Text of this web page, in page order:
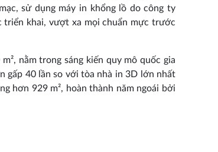
sử dụng máy in khổng lồ do công ty
khai, vượt xa mọi chuẩn mực trước
nằm trong sáng kiến quy mô quốc gia
gấp 40 lần so với tòa nhà in 3D lớn nhất
hơn 929 m², hoàn thành năm ngoái bởi